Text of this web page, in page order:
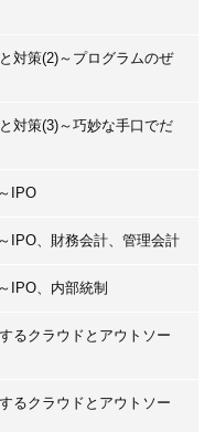
対策(2)～プログラムのぜ
対策(3)～巧妙な手口でだ
IPO
IPO、財務会計、管理会計
IPO、内部統制
るクラウドとアウトソー
るクラウドとアウトソー